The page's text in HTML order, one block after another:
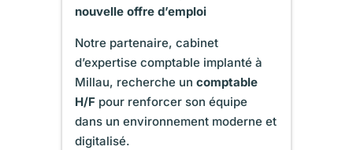
nouvelle offre d’emploi
Notre partenaire, cabinet
d’expertise comptable implanté à
Millau, recherche uncomptable
H/F pour renforcer son équipe
dans un environnement moderne et
digitalisé.